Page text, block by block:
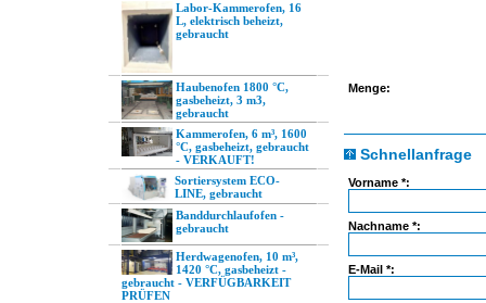
Labor-Kammerofen, 16
L, elektrisch beheizt,
gebraucht
Haubenofen 1800 °C,
gasbeheizt, 3 m3,
gebraucht
Kammerofen, 6 m³, 1600
°C, gasbeheizt, gebraucht
- VERKAUFT!
Sortiersystem ECO-
LINE, gebraucht
Banddurchlaufofen -
gebraucht
Herdwagenofen, 10 m³,
1420 °C, gasbeheizt -
gebraucht - VERFÜGBARKEIT
PRÜFEN
Menge:
Schnellanfrage
Vorname *:
Nachname *:
E-Mail *: